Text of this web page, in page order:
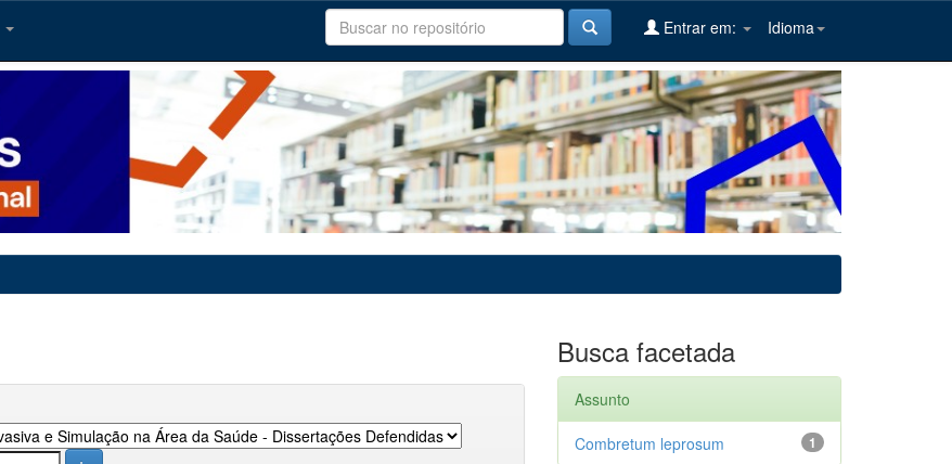
Idioma
Entrar em:
Busca facetada
Assunto
1
Combretum leprosum